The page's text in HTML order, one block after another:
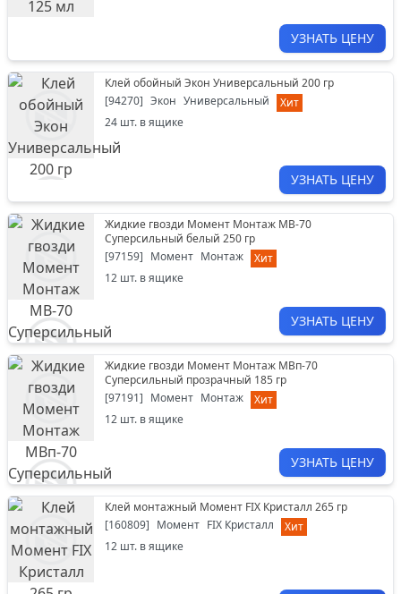
УЗНАТЬ ЦЕНУ
Клей обойный Экон Универсальный 200 гр
[94270] Экон Универсальный
Хит
24 шт. в ящике
УЗНАТЬ ЦЕНУ
Жидкие гвозди Момент Монтаж МВ-70
Суперсильный белый 250 гр
[97159] Момент Монтаж
Хит
12 шт. в ящике
УЗНАТЬ ЦЕНУ
Жидкие гвозди Момент Монтаж МВп-70
Суперсильный прозрачный 185 гр
[97191] Момент Монтаж
Хит
12 шт. в ящике
УЗНАТЬ ЦЕНУ
Клей монтажный Момент FIX Кристалл 265 гр
[160809] Момент FIX Кристалл
Хит
12 шт. в ящике